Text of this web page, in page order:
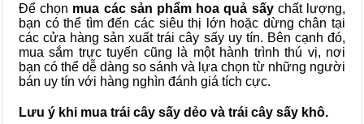
Để chọn mua các sản phẩm hoa quả sấychất lượng,
bạn có thể tìm đến các siêu thị lớn hoặc dừng chân tại
các cửa hàng sản xuất trái cây sấy uy tín. Bên cạnh đó,
mua sắm trực tuyến cũng là một hành trình thú vị, nơi
bạn có thể dễ dàng so sánh và lựa chọn từ những người
bán uy tín với hàng nghìn đánh giá tích cực.
Lưu ý khi mua trái cây sấy dẻo và trái cây sấy khô.